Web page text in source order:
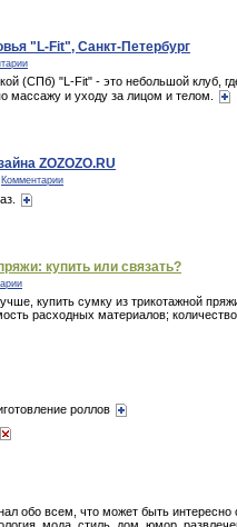
"L-Fit", Санкт-Петербург
(СПб) "L-Fit" - это небольшой клуб,
массажу и уходу за лицом и телом.
ZOZOZO.RU
Комментарии
купить или связать?
купить сумку из трикотажной
расходных материалов;
роллов
обо всем, что может быть